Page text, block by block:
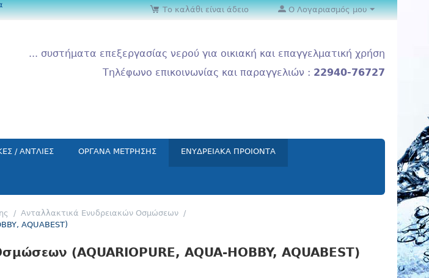
Ο Λογαριασμός μου
Το καλάθι είναι άδειο
... συστήματα επεξεργασίας νερού για οικιακή και επαγγελματική χρήση
Τηλέφωνο επικοινωνίας και παραγγελιών : 22940-76727
/ ΑΝΤΛΙΕΣ ΟΡΓΑΝΑ ΜΕΤΡΗΣΗΣ ΕΝΥΔΡΕΙΑΚΑ ΠΡΟΙΟΝΤΑ
/ Aνταλλακτικά Ενυδρειακών Οσμώσεων /
AQUABEST)
(AQUARIOPURE, AQUA-HOBBY, AQUABEST)